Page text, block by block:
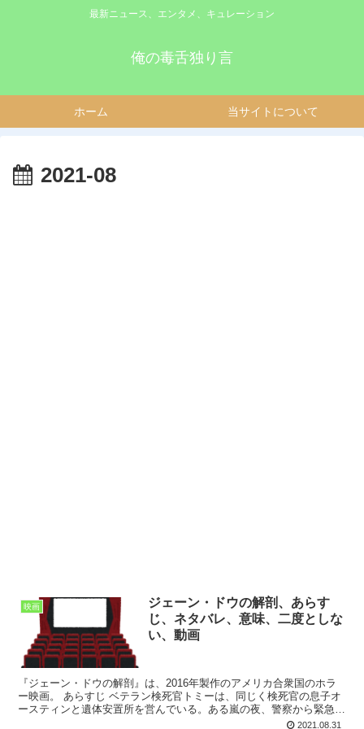
最新ニュース、エンタメ、キュレーション
俺の毒舌独り言
ホーム 当サイトについて
2021-08
映画
ジェーン・ドウの解剖、あらす
じ、ネタバレ、意味、二度としな
い、動画
『ジェーン・ドウの解剖』は、2016年製作のアメリカ合衆国のホラ
ー映画。 あらすじ ベテラン検死官トミーは、同じく検死官の息子オ
ースティンと遺体安置所を営んでいる。ある嵐の夜、警察から緊急の
依頼が入る。それは、謎の惨殺事件の現場から全裸で見... 2021.08.31